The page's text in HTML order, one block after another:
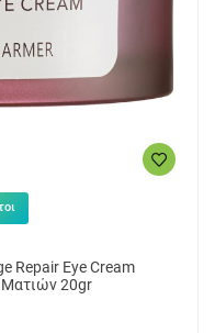
Repair Eye Cream
Ματιών 20gr